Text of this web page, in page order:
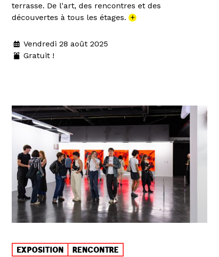
terrasse. De l'art, des rencontres et des
découvertes à tous les étages. +
Vendredi 28 août 2025
Gratuit !
EXPOSITION RENCONTRE